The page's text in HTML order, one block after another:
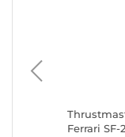
Ferrari SF-